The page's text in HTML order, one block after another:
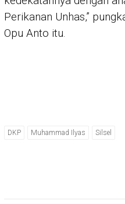
Perikanan Unhas,”
Opu Anto itu.
DKP Muhammad Ilyas Silsel